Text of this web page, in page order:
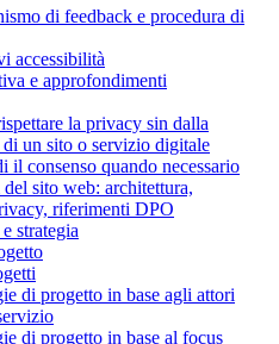
di feedback e procedura di
accessibilità
e approfondimenti
la privacy sin dalla
di un sito o servizio digitale
il consenso quando necessario
sito web: architettura,
riferimenti DPO
strategia
di progetto in base agli attori
di progetto in base al focus